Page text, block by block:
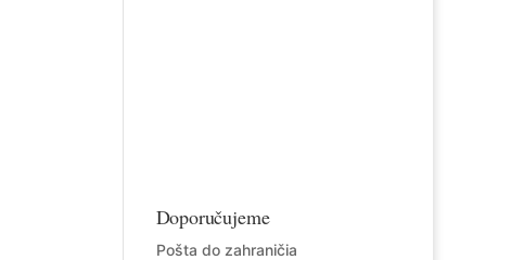
Doporučujeme
Pošta do zahraničia